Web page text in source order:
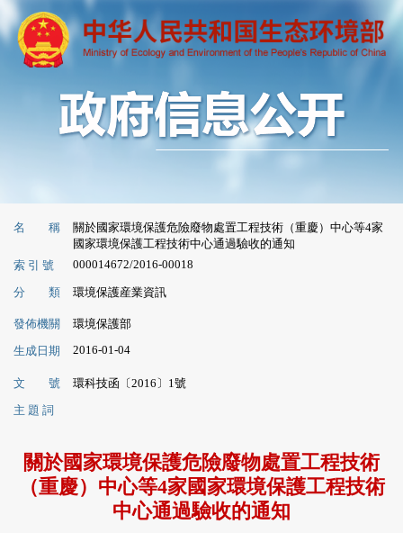
名 稱
關於國家環境保護危險廢物處置工程技術（重慶）中心等4家
國家環境保護工程技術中心通過驗收的通知
索 引 號
000014672/2016-00018
分 類 環境保護産業資訊
發佈機關
環境保護部
生成日期
2016-01-04
文 號
環科技函〔2016〕1號
主 題 詞
關於國家環境保護危險廢物處置工程技術
（重慶）中心等4家國家環境保護工程技術
中心通過驗收的通知